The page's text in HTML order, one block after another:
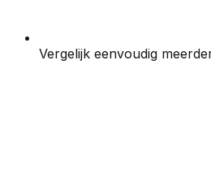
Vergelijk eenvoudig